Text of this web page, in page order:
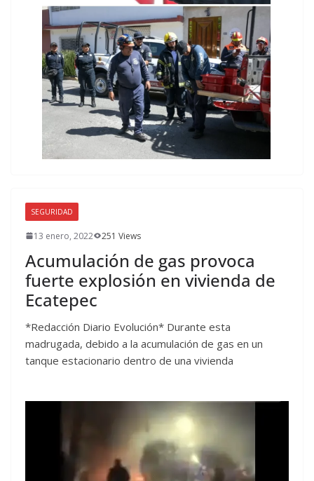
SEGURIDAD
13 enero, 2022 251 Views
Acumulación de gas provoca
fuerte explosión en vivienda de
Ecatepec
*Redacción Diario Evolución* Durante esta
madrugada, debido a la acumulación de gas en un
tanque estacionario dentro de una vivienda